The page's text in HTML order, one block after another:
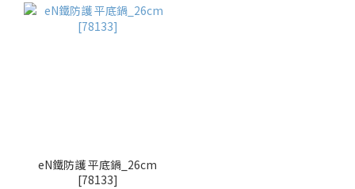
eN鐵防護 平底鍋_26cm
[78133]